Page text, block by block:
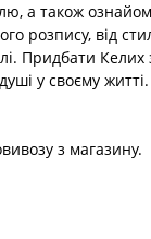
а також
розпису, від
Придбати
у своєму
з магазину.